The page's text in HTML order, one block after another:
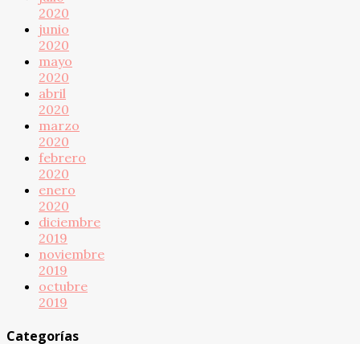
2020
junio
2020
mayo
2020
abril
2020
marzo
2020
febrero
2020
enero
2020
diciembre
2019
noviembre
2019
octubre
2019
Categorías